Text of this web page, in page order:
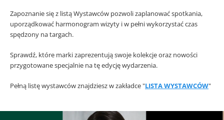
Zapoznanie się z listą Wystawców pozwoli zaplanować spotkania,
uporządkować harmonogram wizyty i w pełni wykorzystać czas
spędzony na targach.
Sprawdź, które marki zaprezentują swoje kolekcje oraz nowości
przygotowane specjalnie na tę edycję wydarzenia.
Pełną listę wystawców znajdziesz w zakładce "LISTA WYSTAWCÓW"